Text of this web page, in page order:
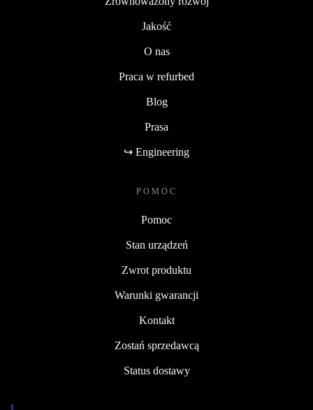
Jakość
O nas
Praca w refurbed
Blog
Prasa
↪ Engineering
POMOC
Pomoc
Stan urządzeń
Zwrot produktu
Warunki gwarancji
Kontakt
Zostań sprzedawcą
Status dostawy